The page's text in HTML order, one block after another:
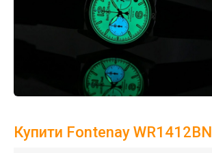
Купити Fontenay WR1412BN